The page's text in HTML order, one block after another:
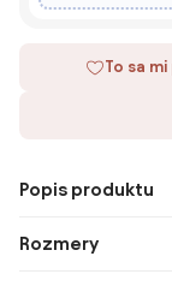
To sa
Popis produktu
Rozmery